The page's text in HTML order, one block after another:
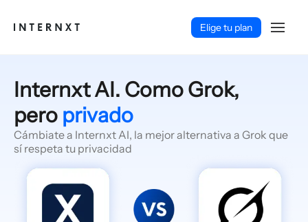
Elige tu plan
Internxt AI. Como Grok,
pero privado
Cámbiate a Internxt AI, la mejor alternativa a Grok que
sí respeta tu privacidad